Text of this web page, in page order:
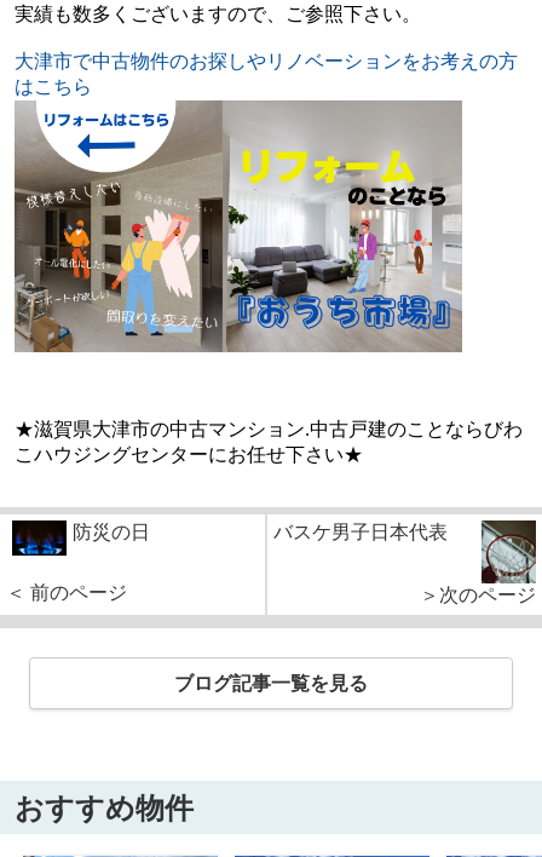
実績も数多くございますので、ご参照下さい。
大津市で中古物件のお探しやリノベーションをお考えの方
はこちら
★滋賀県大津市の中古マンション.中古戸建のことならびわ
こハウジングセンターにお任せ下さい★
防災の日
＜ 前のページ
バスケ男子日本代表
＞次のページ
ブログ記事一覧を見る
おすすめ物件